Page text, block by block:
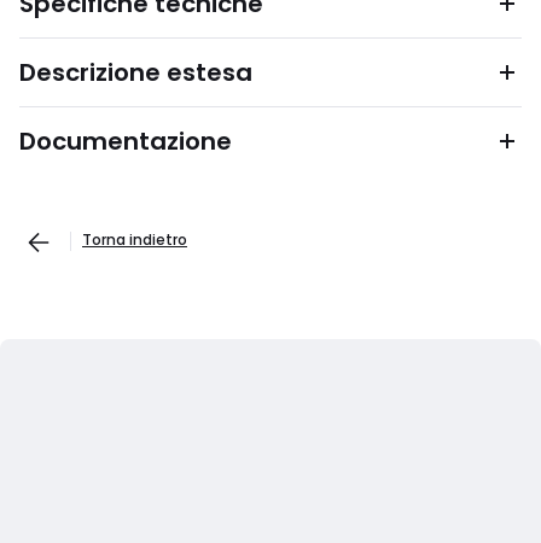
Descrizione estesa
Documentazione
Torna indietro